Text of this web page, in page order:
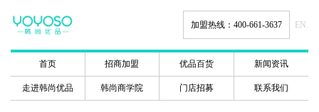
加盟热线：400-661-3637 EN.
首页 招商加盟 优品百货 新闻资讯
走进韩尚优品 韩尚商学院 门店招募 联系我们